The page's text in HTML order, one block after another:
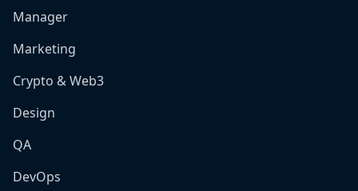
Manager
Marketing
Crypto & Web3
Design
QA
DevOps